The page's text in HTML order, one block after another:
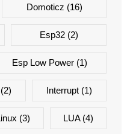
Domoticz (16)
Esp32(2)
Esp Low Power (1)
(2) Interrupt (1)
(3) LUA(4)